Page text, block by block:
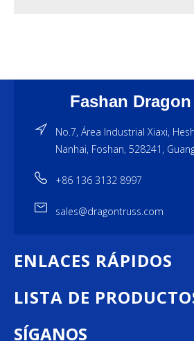
Fashan
No.7, Área Industrial Xiaxi,
Nanhai, Foshan, 528241,
+86 136 3132 8997
sales@dragontruss.com
ENLACES RÁPIDOS
LISTA DE
SÍGANOS